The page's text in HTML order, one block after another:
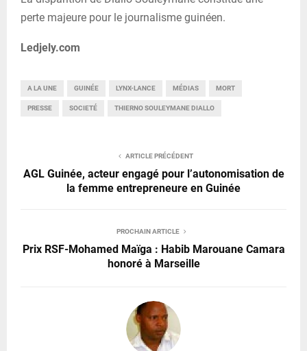
perte majeure pour le journalisme guinéen.
Ledjely.com
A LA UNE GUINÉE LYNX-LANCE MÉDIAS MORT
PRESSE SOCIETÉ THIERNO SOULEYMANE DIALLO
ARTICLE PRÉCÉDENT
AGL Guinée, acteur engagé pour l’autonomisation de
la femme entrepreneure en Guinée
PROCHAIN ARTICLE
Prix RSF-Mohamed Maïga : Habib Marouane Camara
honoré à Marseille